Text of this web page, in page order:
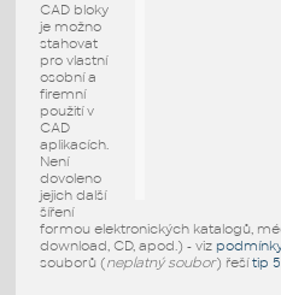
CAD bloky
je možno
stahovat
pro vlastní
osobní a
firemní
použití v
CAD
aplikacích.
Není
dovoleno
jejich další
šíření
formou elektronických katalogů,
download, CD, apod.) - viz
souborů (neplatný soubor) řešítip